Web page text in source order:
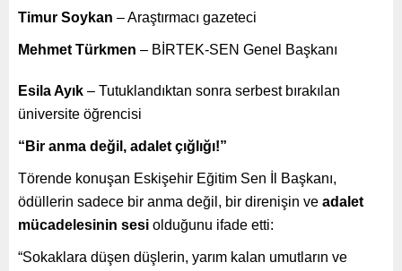
Timur Soykan – Araştırmacı gazeteci
Mehmet Türkmen – BİRTEK-SEN Genel Başkanı
Esila Ayık – Tutuklandıktan sonra serbest bırakılan
üniversite öğrencisi
“Bir anma değil, adalet çığlığı!”
Törende konuşan Eskişehir Eğitim Sen İl Başkanı,
ödüllerin sadece bir anma değil, bir direnişin ve adalet
mücadelesinin sesi olduğunu ifade etti:
“Sokaklara düşen düşlerin, yarım kalan umutların ve